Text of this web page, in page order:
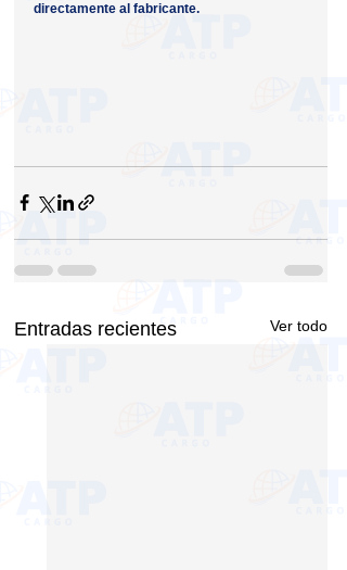
directamente al fabricante.
Entradas recientes Ver todo